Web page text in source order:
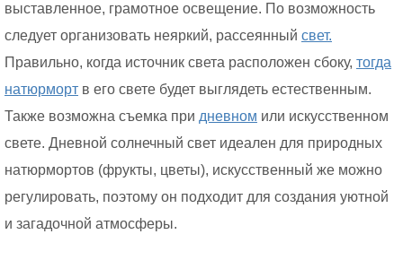
выставленное, грамотное освещение. По возможность
следует организовать неяркий, рассеянный свет.
Правильно, когда источник света расположен сбоку, тогда
натюрморт в его свете будет выглядеть естественным.
Также возможна съемка при дневном или искусственном
свете. Дневной солнечный свет идеален для природных
натюрмортов (фрукты, цветы), искусственный же можно
регулировать, поэтому он подходит для создания уютной
и загадочной атмосферы.